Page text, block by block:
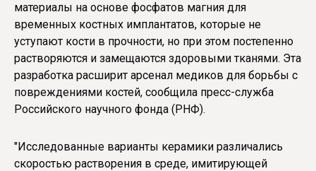
материалы на основе фосфатов магния для
временных костных имплантатов, которые не
уступают кости в прочности, но при этом постепенно
растворяются и замещаются здоровыми тканями. Эта
разработка расширит арсенал медиков для борьбы с
повреждениями костей, сообщила пресс-служба
Российского научного фонда (РНФ).
"Исследованные варианты керамики различались
скоростью растворения в среде, имитирующей